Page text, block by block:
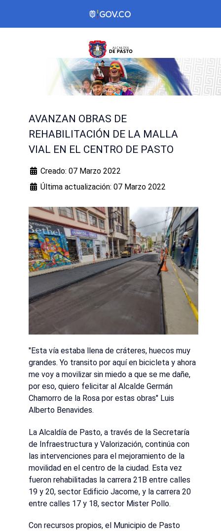
AVANZAN OBRAS DE
REHABILITACIÓN DE LA MALLA
VIAL EN EL CENTRO DE PASTO
Creado: 07 Marzo 2022
Última actualización: 07 Marzo 2022
"Esta vía estaba llena de cráteres, huecos muy
grandes. Yo transito por aquí en bicicleta y ahora
me voy a movilizar sin miedo a que se me dañe,
por eso, quiero felicitar al Alcalde Germán
Chamorro de la Rosa por estas obras" Luis
Alberto Benavides.
La Alcaldía de Pasto, a través de la Secretaría
de Infraestructura y Valorización, continúa con
las intervenciones para el mejoramiento de la
movilidad en el centro de la ciudad. Esta vez
fueron rehabilitadas la carrera 21B entre calles
19 y 20, sector Edificio Jacome, y la carrera 20
entre calles 17 y 18, sector Mister Pollo.
Con recursos propios, el Municipio de Pasto